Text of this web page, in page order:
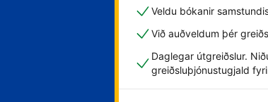
Veldu bókanir
Við auðveldum þér
Daglegar útgreiðslur.
greiðsluþjónustugjald